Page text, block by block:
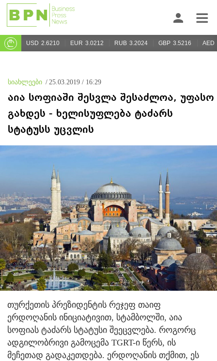
USD 2.6210 EUR 3.0212 RUB 3.2024 GBP 3.5216 AED
სიახლეები / 25.03.2019 / 16:29
აია სოფიაში შესვლა შესაძლოა, უფასო
გახდეს - ხელისუფლება ტაძარს
სტატუსს უცვლის
თურქეთის პრეზიდენტის რეჯეფ თაიფ
ერდოღანის ინიციატივით, სტამბოლში, აია
სოფიას ტაძარს სტატუსი შეეცვლება. როგორც
ადგილობრივი გამოცემა TGRT-ი წერს, ის
მეჩეთად გადაკეთდება. ერდოღანის თქმით, ეს